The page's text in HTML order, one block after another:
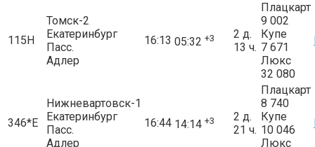
115Н
Томск-2
Екатеринбург
Пасс.
Адлер
16:13 05:32 +3
2 д.
13 ч.
Плацкарт
9 002
Купе
7 671
Люкс
32 080
346*Е
Нижневартовск-1
Екатеринбург
Пасс.
Адлер
16:44 14:14 +3
2 д.
21 ч.
Плацкарт
8 740
Купе
10 046
Люкс